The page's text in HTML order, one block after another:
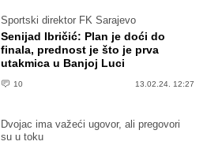
Sportski direktor FK Sarajevo
Senijad Ibričić: Plan je doći do
finala, prednost je što je prva
utakmica u Banjoj Luci
10 13.02.24. 12:27
Dvojac ima važeći ugovor, ali pregovori
su u toku